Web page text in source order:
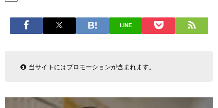
LINE
当サイトにはプロモーションが含まれます。